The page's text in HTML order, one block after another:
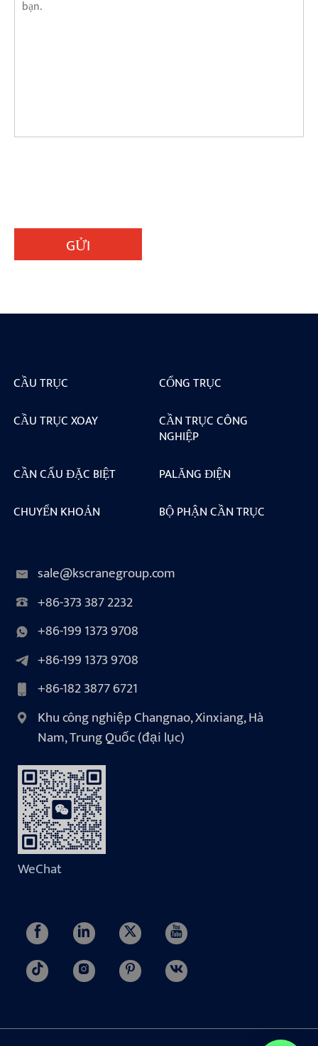
GỬI
CẦU TRỤC
CỔNG TRỤC
CẦU TRỤC XOAY
CẦN TRỤC CÔNG
NGHIỆP
CẦN CẨU ĐẶC BIỆT
PALĂNG ĐIỆN
CHUYỂN KHOẢN
BỘ PHẬN CẦN TRỤC
sale@kscranegroup.com
+86-373 387 2232
+86-199 1373 9708
+86-199 1373 9708
+86-182 3877 6721
Khu công nghiệp Changnao, Xinxiang, Hà
Nam, Trung Quốc (đại lục)
WeChat